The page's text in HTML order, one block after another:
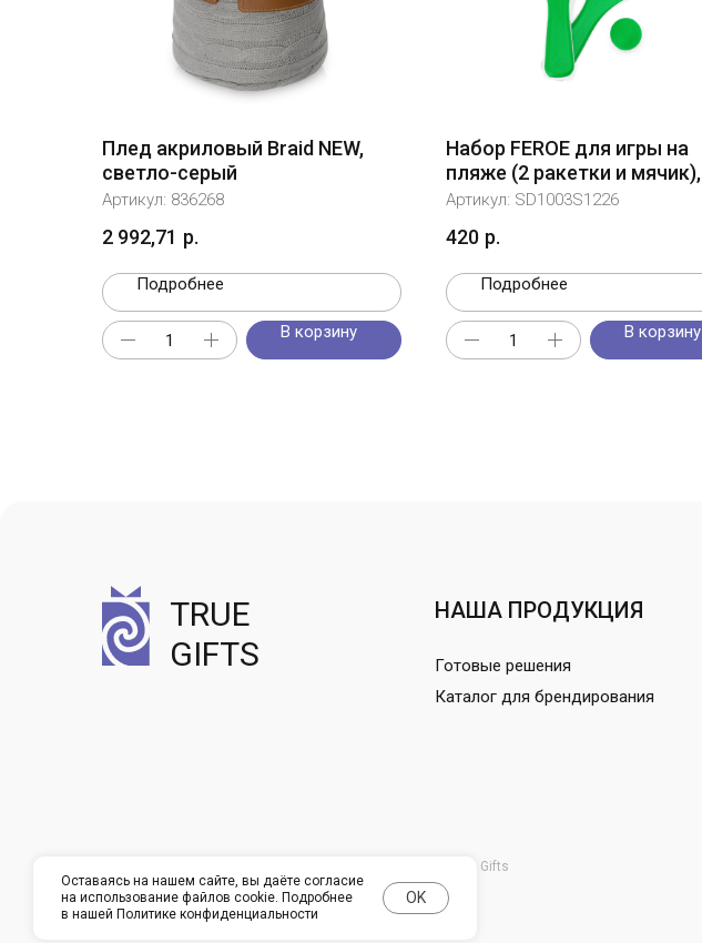
Плед акриловый Braid NEW,
светло-серый
Артикул: 836268
2 992,71 р.
Подробнее
В корзину
Набор FEROE для игры на
пляже (2 ракетки и мячик),
белый/папоротник
Артикул: SD1003S1226
420 р.
Подробнее
В корзину
TRUE
GIFTS
НАША ПРОДУКЦИЯ
Готовые решения
Каталог для брендирования
© True Gifts
Оставаясь на нашем сайте, вы даёте согласие
на использование файлов cookie. Подробнее
в нашей Политике конфиденциальности
OK